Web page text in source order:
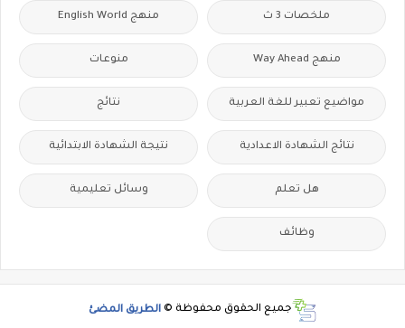
ملخصات 3 ث منهج English World
منهج Way Ahead منوعات
مواضيع تعبير للغة العربية نتائج
نتائج الشهادة الاعدادية نتيجة الشهادة الابتدائية
هل تعلم وسائل تعليمية
وظائف
جميع الحقوق محفوظة © الطريق المضئ